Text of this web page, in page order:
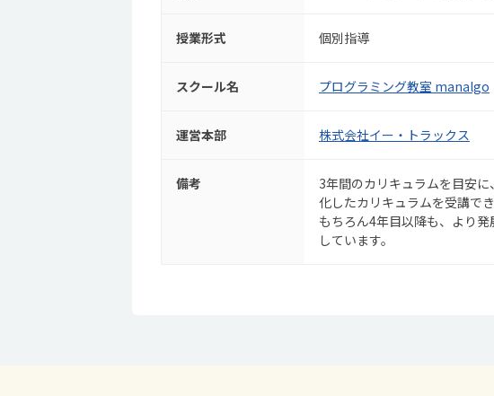
授業形式 個別指導
スクール名 プログラミング教室 manalgo
運営本部 株式会社イー・トラックス
備考
3年間のカリキュラムを目安
化したカリキュラムを受講でき
もちろん4年目以降も、より
しています。